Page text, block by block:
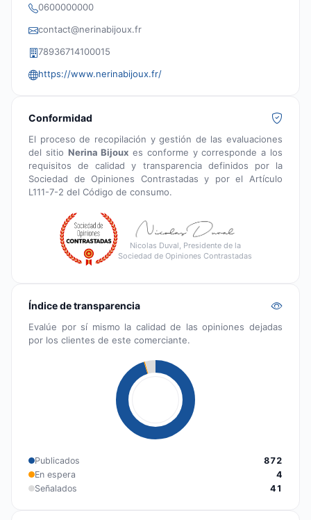
0600000000
contact@nerinabijoux.fr
78936714100015
https://www.nerinabijoux.fr/
Conformidad
El proceso de recopilación y gestión de las evaluaciones
del sitio Nerina Bijoux es conforme y corresponde a los
requisitos de calidad y transparencia definidos por la
Sociedad de Opiniones Contrastadas y por el Artículo
L111-7-2 del Código de consumo.
Nicolas Duval, Presidente de la
Sociedad de Opiniones Contrastadas
Índice de transparencia
Evalúe por sí mismo la calidad de las opiniones dejadas
por los clientes de este comerciante.
Publicados
872
En espera
4
Señalados
41